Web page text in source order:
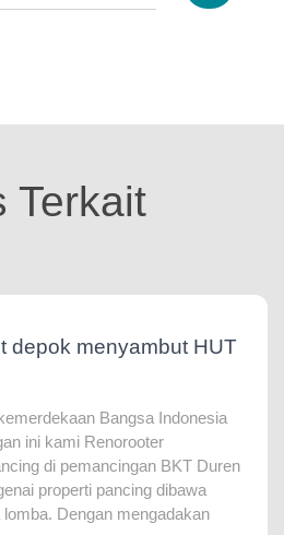
Terkait
depok menyambut HUT
Bangsa Indonesia
ini kami Renorooter
di pemancingan BKT Duren
properti pancing dibawa
Dengan mengadakan